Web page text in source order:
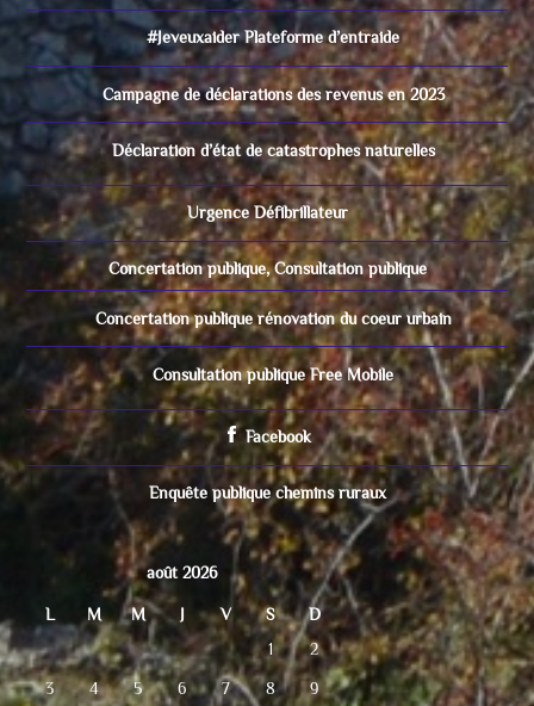
#Jeveuxaider Plateforme d’entraide
Campagne de déclarations des revenus en 2023
Déclaration d’état de catastrophes naturelles
Urgence Défibrillateur
Concertation publique, Consultation publique
Concertation publique rénovation du coeur urbain
Consultation publique Free Mobile
Facebook
Enquête publique chemins ruraux
août 2026
L M M J V S
D
1
2
3 4 5 6 7 8 9